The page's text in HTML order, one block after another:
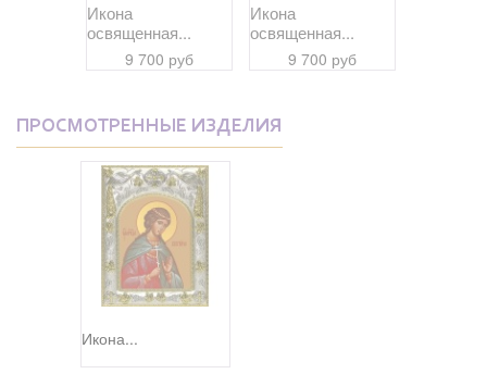
Икона
освященная...
9 700 руб
Икона
освященная...
9 700 руб
ПРОСМОТРЕННЫЕ ИЗДЕЛИЯ
Икона...